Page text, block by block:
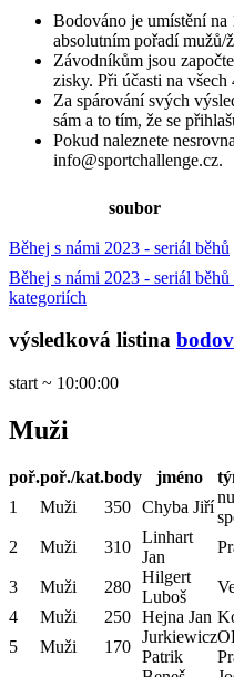
Bodováno je umístění na
absolutním pořadí mužů/
Závodníkům jsou
zisky. Při účasti na všech
Za spárování svých
sám a to tím, že se
Pokud naleznete
info@sportchallenge.cz.
soubor
Běhej s námi 2023 - seriál běhů
Běhej s námi 2023 - seriál běhů
kategoriích
výsledková listina
start ~ 10:00:00
Muži
poř.poř./kat.body jméno
1
Muži 350 Chyba Jiří
2 Muži 310
Linhart
Jan
3 Muži 280
Hilgert
Luboš
4
Muži 250 Hejna Jan
5
Muži 170
Jurkiewicz
Patrik